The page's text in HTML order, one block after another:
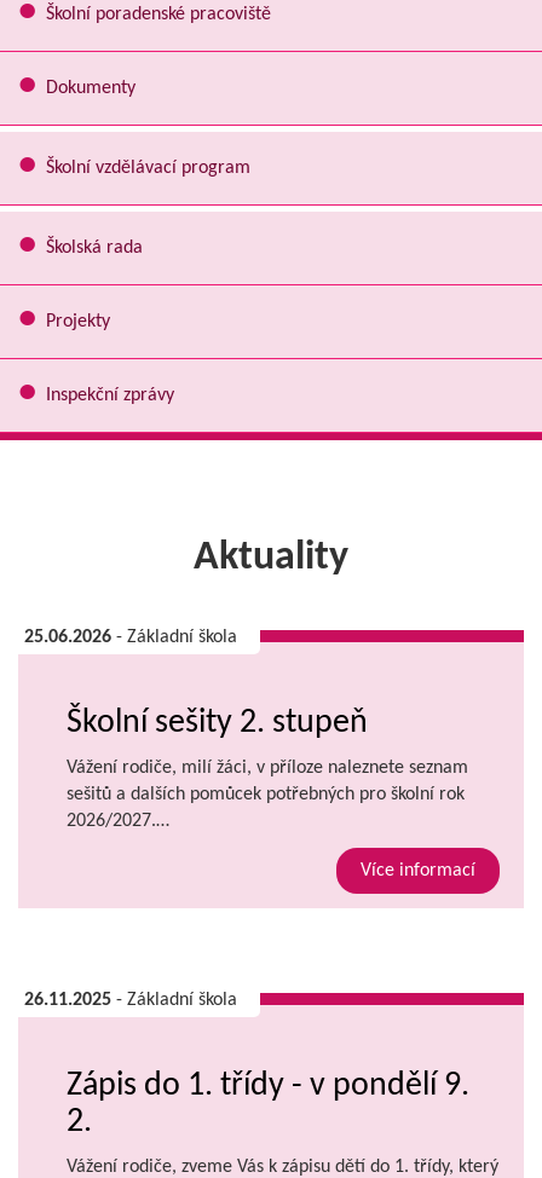
Školní poradenské pracoviště
Dokumenty
Školní vzdělávací program
Školská rada
Projekty
Inspekční zprávy
Aktuality
25.06.2026 - Základní škola
Školní sešity 2. stupeň
Vážení rodiče, milí žáci, v příloze naleznete seznam
sešitů a dalších pomůcek potřebných pro školní rok
2026/2027.…
Více informací
26.11.2025 - Základní škola
Zápis do 1. třídy - v pondělí 9.
2.
Vážení rodiče, zveme Vás k zápisu dětí do 1. třídy, který